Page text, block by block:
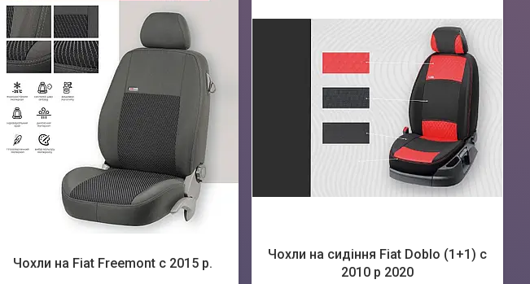
Чохли на Fiat Freemont c 2015 р.
Чохли на сидіння Fiat Doblo (1+1) c
2010 р 2020